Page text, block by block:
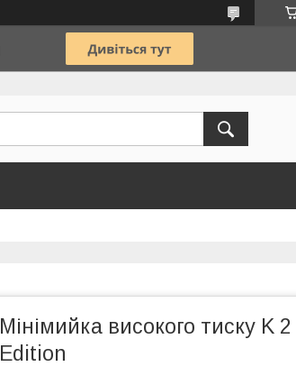
Мінімийка високого тиску K
Edition